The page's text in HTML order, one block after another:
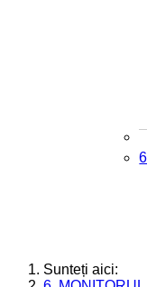
Sunteți aici: